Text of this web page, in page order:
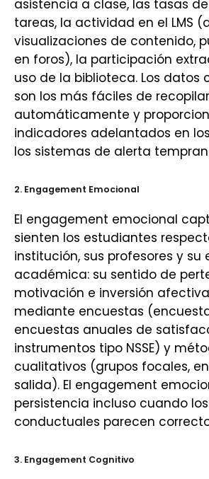
asistencia a clase, las tasas
tareas, la actividad en el LMS
visualizaciones de contenido,
en foros), la participación
uso de la biblioteca. Los datos
son los más fáciles de recopilar
automáticamente y
indicadores adelantados en
los sistemas de alerta
2. Engagement Emocional
El engagement emocional
sienten los estudiantes
institución, sus profesores y su
académica: su sentido de
motivación e inversión
mediante encuestas
encuestas anuales de
instrumentos tipo NSSE) y
cualitativos (grupos focales,
salida). El engagement
persistencia incluso cuando
conductuales parecen
3. Engagement Cognitivo